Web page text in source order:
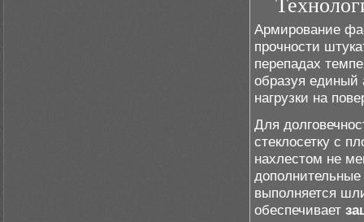
Армирование
прочности
перепадах
образуя
нагрузки на
Для
стеклосетку с
нахлестом не
выполняется
обеспечивает